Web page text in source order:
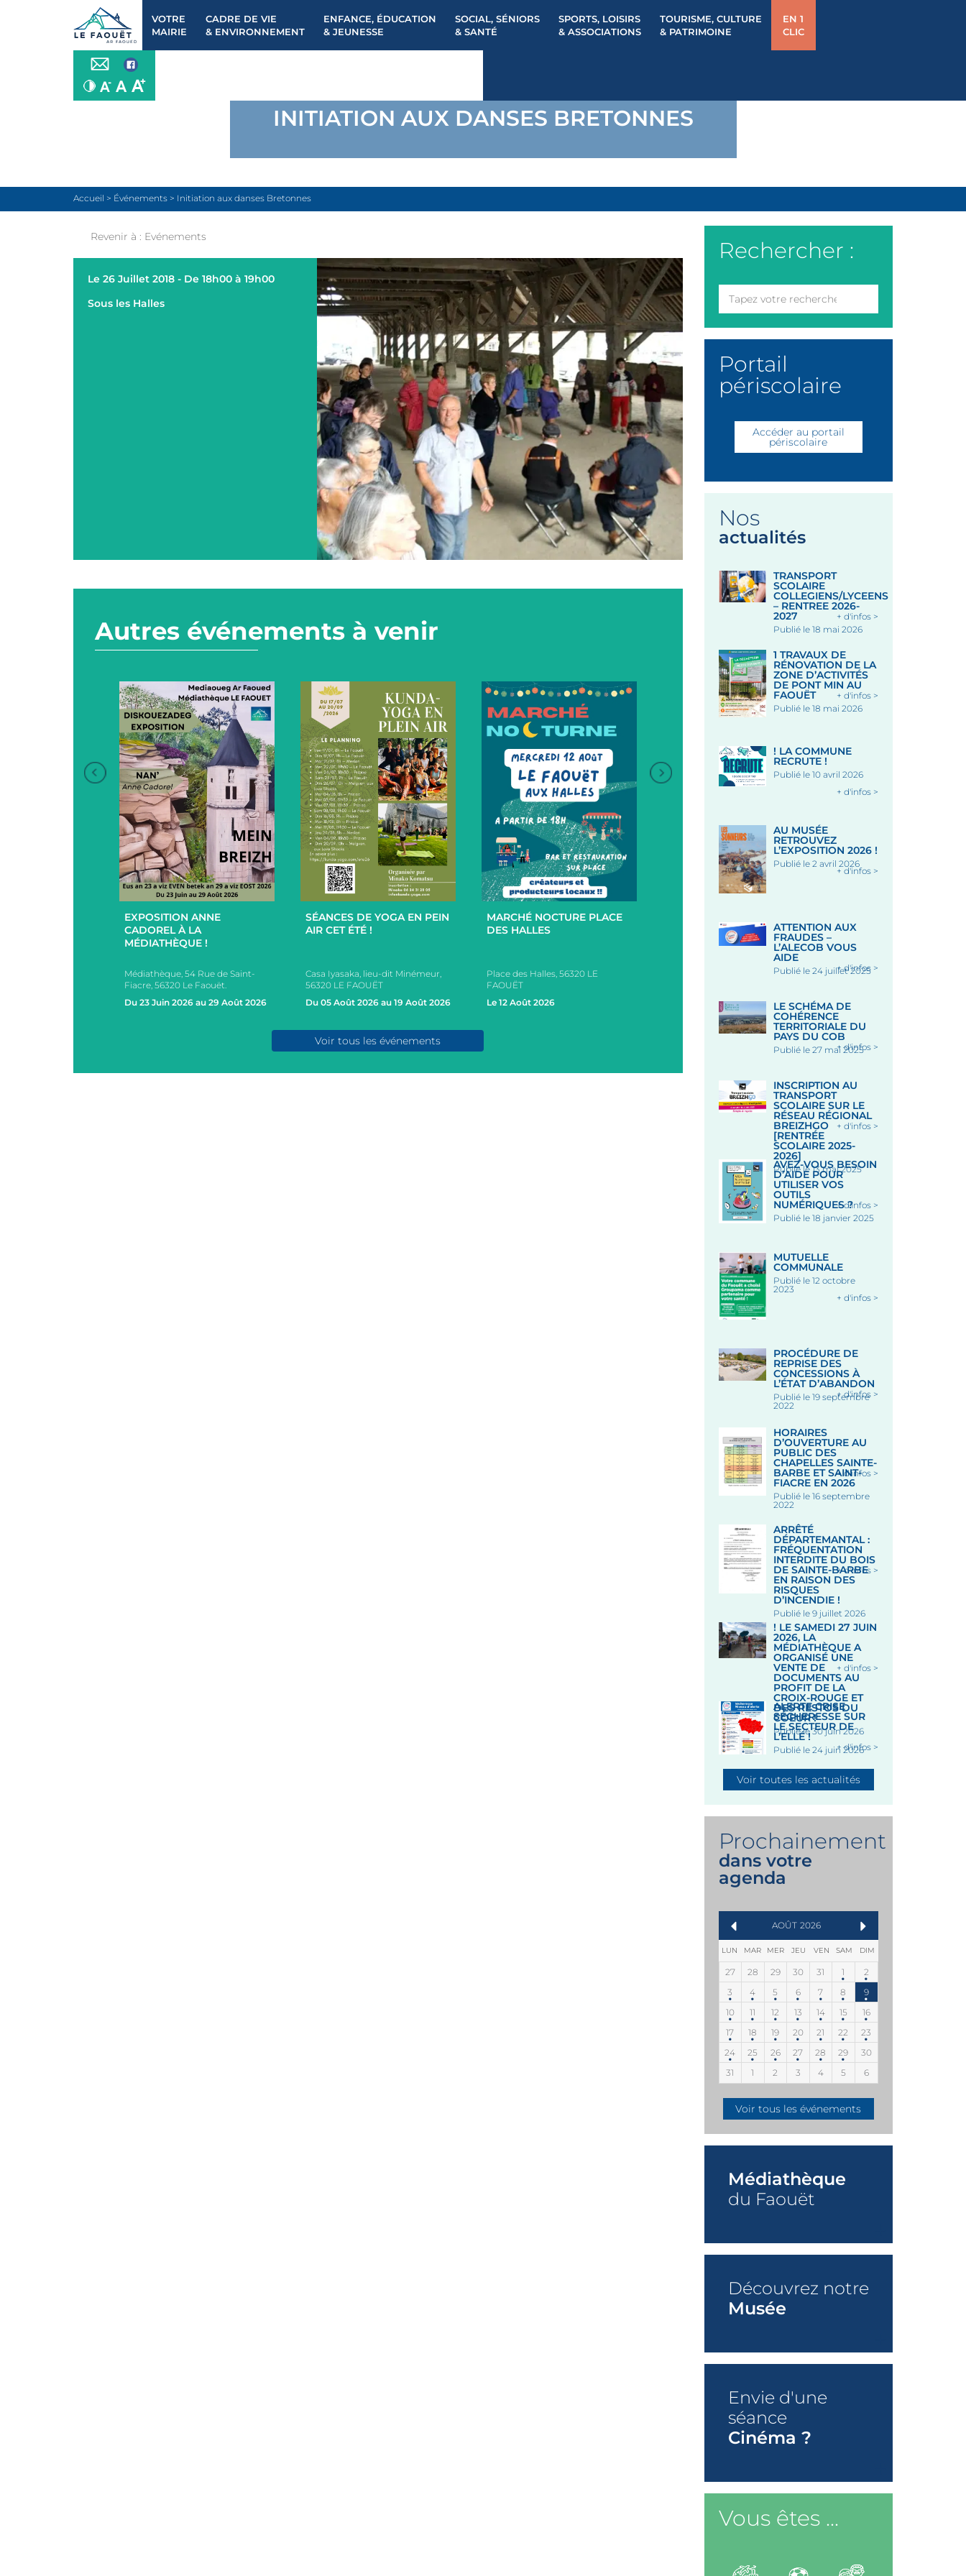
VOTRE
MAIRIE
CADRE DE VIE
& ENVIRONNEMENT
ENFANCE, ÉDUCATION
& JEUNESSE
SOCIAL, SÉNIORS
& SANTÉ
SPORTS, LOISIRS
& ASSOCIATIONS
TOURISME, CULTURE
& PATRIMOINE
EN 1
CLIC
INITIATION AUX DANSES BRETONNES
Accueil > Événements > Initiation aux danses Bretonnes
Revenir à : Evénements
Le 26 Juillet 2018 - De 18h00 à 19h00
Sous les Halles
Autres événements à venir
+
EXPOSITION ANNE
CADOREL À LA
MÉDIATHÈQUE !
Médiathèque, 54 Rue de Saint-
Fiacre, 56320 Le Faouët.
Du 23 Juin 2026 au 29 Août 2026
SÉANCES DE YOGA EN PEIN
AIR CET ÉTÉ !
Casa Iyasaka, lieu-dit Minémeur,
56320 LE FAOUËT
Du 05 Août 2026 au 19 Août 2026
MARCHÉ NOCTURE PLACE
DES HALLES
Place des Halles, 56320 LE
FAOUËT
Le 12 Août 2026
BRETONNES
Sous les Halles - LE FAOUET
Le 12 Août 2026
QUINTUOR À CORDES
CHAPELLE SAINT-
Chapelle Saint-Fiacre, lieu-
Le 18 Août 2026
Voir tous les événements
Rechercher :
Portail
périscolaire
Accéder au portail
périscolaire
Nos
actualités
TRANSPORT
SCOLAIRE
COLLEGIENS/LYCEENS
– RENTREE 2026-
2027
Publié le 18 mai 2026
+ d'infos >
1 TRAVAUX DE
RÉNOVATION DE LA
ZONE D’ACTIVITÉS
DE PONT MIN AU
FAOUËT
Publié le 18 mai 2026
+ d'infos >
! LA COMMUNE
RECRUTE !
Publié le 10 avril 2026
+ d'infos >
AU MUSÉE
RETROUVEZ
L’EXPOSITION 2026 !
Publié le 2 avril 2026
+ d'infos >
ATTENTION AUX
FRAUDES –
L’ALECOB VOUS
AIDE
Publié le 24 juillet 2025
+ d'infos >
LE SCHÉMA DE
COHÉRENCE
TERRITORIALE DU
PAYS DU COB
Publié le 27 mai 2025
+ d'infos >
INSCRIPTION AU
TRANSPORT
SCOLAIRE SUR LE
RÉSEAU RÉGIONAL
BREIZHGO
[RENTRÉE
SCOLAIRE 2025-
2026]
Publié le 13 mai 2025
+ d'infos >
AVEZ-VOUS BESOIN
D’AIDE POUR
UTILISER VOS
OUTILS
NUMÉRIQUES ?
Publié le 18 janvier 2025
+ d'infos >
MUTUELLE
COMMUNALE
Publié le 12 octobre
2023
+ d'infos >
PROCÉDURE DE
REPRISE DES
CONCESSIONS À
L’ÉTAT D’ABANDON
Publié le 19 septembre
2022
+ d'infos >
HORAIRES
D’OUVERTURE AU
PUBLIC DES
CHAPELLES SAINTE-
BARBE ET SAINT-
FIACRE EN 2026
Publié le 16 septembre
2022
+ d'infos >
ARRÊTÉ
DÉPARTEMANTAL :
FRÉQUENTATION
INTERDITE DU BOIS
DE SAINTE-BARBE
EN RAISON DES
RISQUES
D’INCENDIE !
Publié le 9 juillet 2026
+ d'infos >
! LE SAMEDI 27 JUIN
2026, LA
MÉDIATHÈQUE A
ORGANISÉ UNE
VENTE DE
DOCUMENTS AU
PROFIT DE LA
CROIX-ROUGE ET
DES RESTOS DU
COEUR !
Publié le 30 juin 2026
+ d'infos >
ALERTE CRISE
SÉCHERESSE SUR
LE SECTEUR DE
L’ELLÉ !
Publié le 24 juin 2026
+ d'infos >
Voir toutes les actualités
Prochainement
dans votre
agenda
AOÛT 2026
LUN MAR MER JEU VEN SAM DIM
27 28 29 30 31 1
2
3
4 5 6 7 8
9
10
11 12 13 14 15
16
17
18 19 20 21 22
23
24
25 26 27 28 29
30
31
1 2 3 4 5 6
Voir tous les événements
Médiathèque
du Faouët
Découvrez notre
Musée
Envie d'une
séance
Cinéma ?
Vous êtes ...